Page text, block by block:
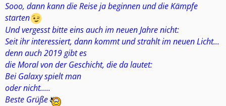
Sooo, dann kann die Reise ja beginnen und die Kämpfe
starten
Und vergesst bitte eins auch im neuen Jahre nicht:
Seit ihr interessiert, dann kommt und strahlt im neuen Licht...
denn auch 2019 gibt es
die Moral von der Geschicht, die da lautet:
Bei Galaxy spielt man
oder nicht.....
Beste Grüße